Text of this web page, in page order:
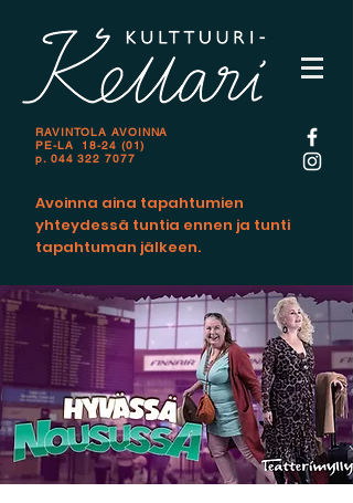
RAVINTOLA AVOINNA
PE-LA 18-24 (01)
p. 044 322 7077
Avoinna aina tapahtumien
yhteydessä tuntia ennen ja tunti
tapahtuman jälkeen.